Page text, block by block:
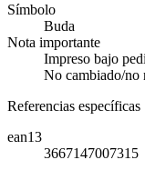
Símbolo
Buda
Nota importante
Impreso bajo
No cambiado/no
Referencias específicas
ean13
3667147007315